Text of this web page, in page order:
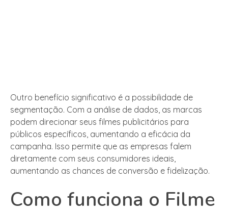
Outro benefício significativo é a possibilidade de
segmentação. Com a análise de dados, as marcas
podem direcionar seus filmes publicitários para
públicos específicos, aumentando a eficácia da
campanha. Isso permite que as empresas falem
diretamente com seus consumidores ideais,
aumentando as chances de conversão e fidelização.
Como funciona o Filme